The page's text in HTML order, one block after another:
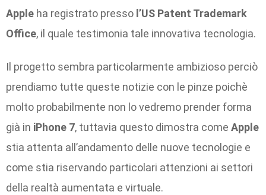
Apple ha registrato presso l’US Patent Trademark
Office, il quale testimonia tale innovativa tecnologia.
Il progetto sembra particolarmente ambizioso perciò
prendiamo tutte queste notizie con le pinze poichè
molto probabilmente non lo vedremo prender forma
già in iPhone 7, tuttavia questo dimostra come Apple
stia attenta all’andamento delle nuove tecnologie e
come stia riservando particolari attenzioni ai settori
della realtà aumentata e virtuale.